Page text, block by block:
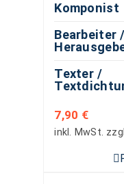
Komponist
Bearbeiter /
Texter /
7,90 €
inkl. MwSt.